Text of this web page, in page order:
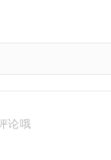
论哦